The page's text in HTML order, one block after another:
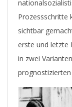
Prozessschritte
sichtbar
erste und letzte
in zwei